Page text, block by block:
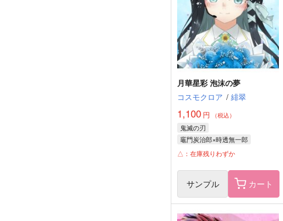
月華星彩 泡沫の夢
コスモクロア / 緋翠
1,100 円 （税込）
鬼滅の刃
竈門炭治郎×時透無一郎
竈門炭治郎
時透無一郎
△：在庫残りわずか
サンプル カート